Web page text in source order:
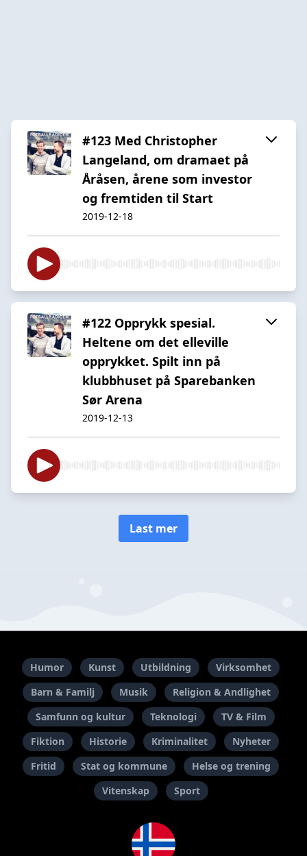
#123 Med Christopher
Langeland, om dramaet på
Åråsen, årene som investor
og fremtiden til Start
2019-12-18
#122 Opprykk spesial.
Heltene om det elleville
opprykket. Spilt inn på
klubbhuset på Sparebanken
Sør Arena
2019-12-13
Last mer
Humor Kunst Utbildning
Virksomhet
Barn & Familj
Musik
Religion & Andlighet
Samfunn og kultur
Teknologi
TV & Film
Fiktion
Historie Kriminalitet
Nyheter
Fritid
Stat og kommune
Helse og trening
Vitenskap
Sport